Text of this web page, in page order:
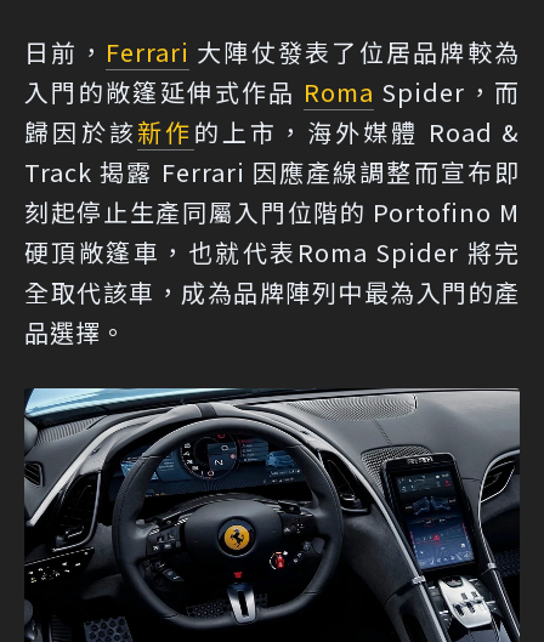
日前， Ferrari 大陣仗發表了位居品牌較為
入門的敞篷延伸式作品 Roma Spider，而
歸因於該新作的上市，海外媒體 Road &
Track 揭露 Ferrari 因應產線調整而宣布即
刻起停止生產同屬入門位階的 Portofino M
硬頂敞篷車，也就代表Roma Spider 將完
全取代該車，成為品牌陣列中最為入門的產
品選擇。